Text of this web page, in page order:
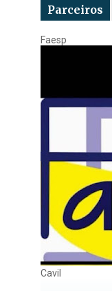
Parceiros
Faesp
Cavil